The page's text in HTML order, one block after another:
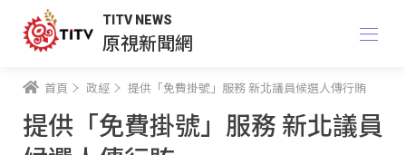
TITV NEWS
原視新聞網
首頁 政經 提供「免費掛號」服務 新北議員候選人傳行賄
提供「免費掛號」服務 新北議員